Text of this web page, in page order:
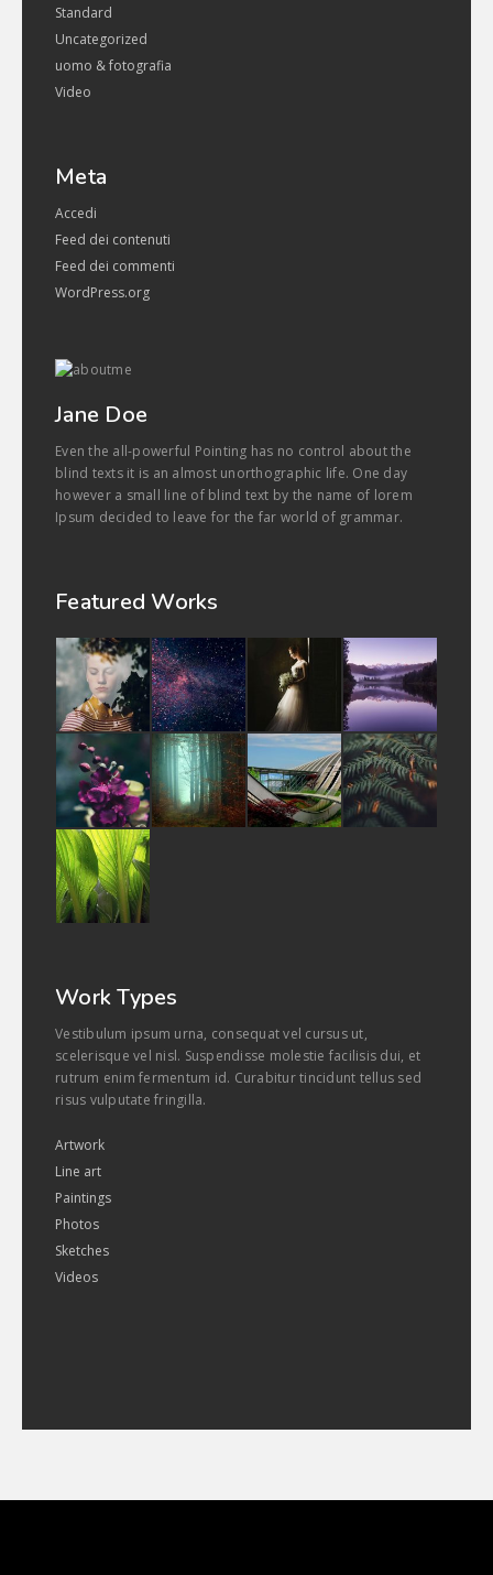
Standard
Uncategorized
uomo & fotografia
Video
Meta
Accedi
Feed dei contenuti
Feed dei commenti
WordPress.org
Jane Doe
Even the all-powerful Pointing has no control about the
blind texts it is an almost unorthographic life. One day
however a small line of blind text by the name of lorem
Ipsum decided to leave for the far world of grammar.
Featured Works
Work Types
Vestibulum ipsum urna, consequat vel cursus ut,
scelerisque vel nisl. Suspendisse molestie facilisis dui, et
rutrum enim fermentum id. Curabitur tincidunt tellus sed
risus vulputate fringilla.
Artwork
Line art
Paintings
Photos
Sketches
Videos